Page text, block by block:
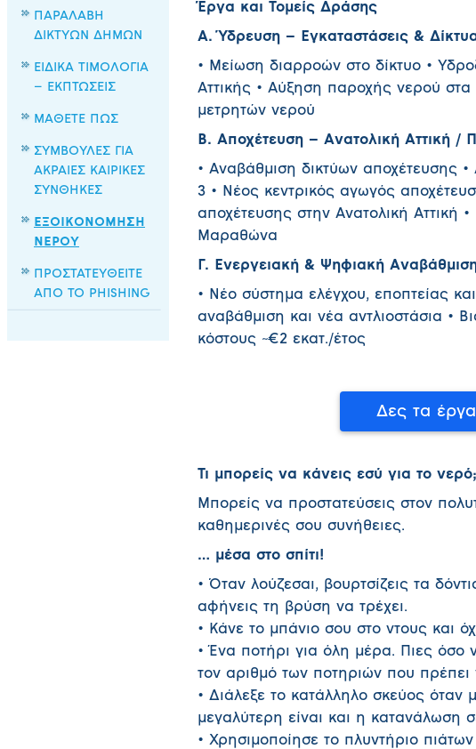
ΠΑΡΑΛΑΒΗ
ΔΙΚΤΥΩΝ ΔΗΜΩΝ
ΕΙΔΙΚΑ ΤΙΜΟΛΟΓΙΑ
– ΕΚΠΤΩΣΕΙΣ
ΜΑΘΕΤΕ ΠΩΣ
ΣΥΜΒΟΥΛΕΣ ΓΙΑ
ΑΚΡΑΙΕΣ ΚΑΙΡΙΚΕΣ
ΣΥΝΘΗΚΕΣ
ΕΞΟΙΚΟΝΟΜΗΣΗ
ΝΕΡΟΥ
ΠΡΟΣΤΑΤΕΥΘΕΙΤΕ
ΑΠΟ ΤΟ PHISHING
Έργα και Τομείς Δράσης
Α. Ύδρευση – Εγκαταστάσεις &
• Μείωση διαρροών στο δίκτυο •
Αττικής • Αύξηση παροχής νερού
μετρητών νερού
Β. Αποχέτευση – Ανατολική Αττική /
• Αναβάθμιση δικτύων αποχέτευσης
3 • Νέος κεντρικός αγωγός
αποχέτευσης στην Ανατολική Αττική
Μαραθώνα
Γ. Ενεργειακή & Ψηφιακή
• Νέο σύστημα ελέγχου, εποπτείας
αναβάθμιση και νέα αντλιοστάσια •
κόστους ~€2 εκατ./έτος
Τι μπορείς να κάνεις εσύ για το νερό;
Μπορείς να προστατεύσεις στον
καθημερινές σου συνήθειες.
… μέσα στο σπίτι!
• Όταν λούζεσαι, βουρτσίζεις τα
αφήνεις τη βρύση να τρέχει.
• Κάνε το μπάνιο σου στο ντους και
• Ένα ποτήρι για όλη μέρα. Πιες όσο
τον αριθμό των ποτηριών που πρέπει
• Διάλεξε το κατάλληλο σκεύος όταν
μεγαλύτερη είναι και η κατανάλωση
• Χρησιμοποίησε το πλυντήριο